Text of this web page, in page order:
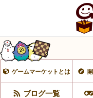
ゲームマーケットとは
ブログ一覧